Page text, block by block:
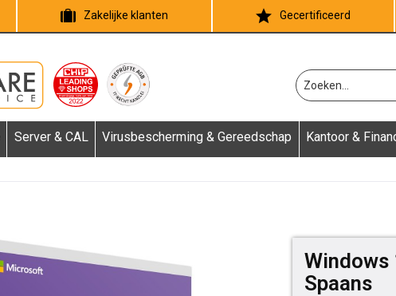
Zakelijke klanten Gecertificeerd
Server & CAL Virusbescherming & Gereedschap Kantoor &
Windows
Spaans